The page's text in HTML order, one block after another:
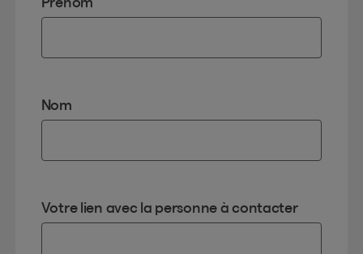
Nom
Votre lien avec la personne à contacter